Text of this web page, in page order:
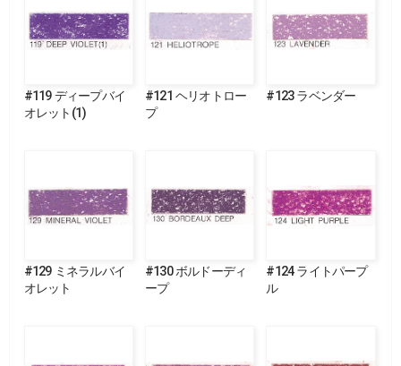
#119 ディープバイ
オレット(1)
#121 ヘリオトロー
プ
#123 ラベンダー
#129 ミネラルバイ
オレット
#130 ボルドーディ
ープ
#124 ライトパープ
ル